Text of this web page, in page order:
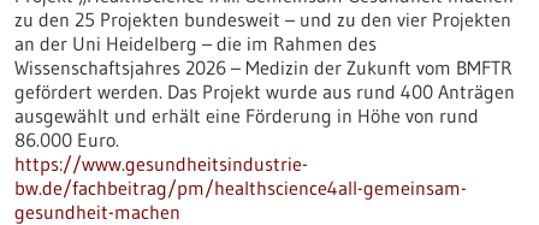
zu den 25 Projekten bundesweit – und zu den vier Projekten
an der Uni Heidelberg – die im Rahmen des
Wissenschaftsjahres 2026 – Medizin der Zukunft vom BMFTR
gefördert werden. Das Projekt wurde aus rund 400 Anträgen
ausgewählt und erhält eine Förderung in Höhe von rund
86.000 Euro.
https://www.gesundheitsindustrie-
bw.de/fachbeitrag/pm/healthscience4all-gemeinsam-
gesundheit-machen